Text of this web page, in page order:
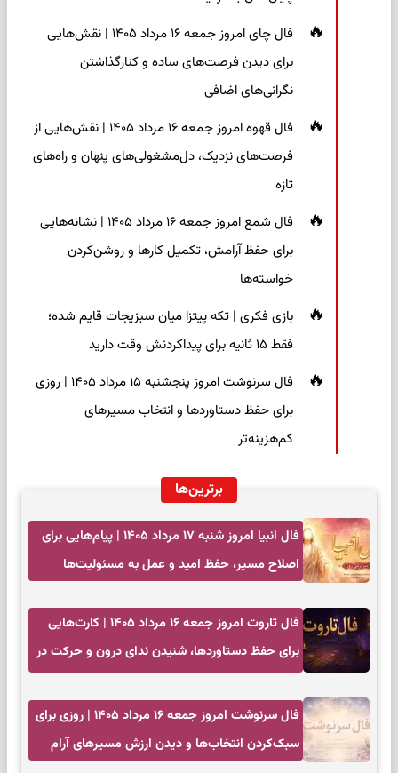
فال چای امروز جمعه ۱۶ مرداد ۱۴۰۵ | نقش‌هایی
برای دیدن فرصت‌های ساده و کنارگذاشتن
نگرانی‌های اضافی
فال قهوه امروز جمعه ۱۶ مرداد ۱۴۰۵ | نقش‌هایی از
فرصت‌های نزدیک، دل‌مشغولی‌های پنهان و راه‌های
تازه
فال شمع امروز جمعه ۱۶ مرداد ۱۴۰۵ | نشانه‌هایی
برای حفظ آرامش، تکمیل کارها و روشن‌کردن
خواسته‌ها
بازی فکری | تکه پیتزا میان سبزیجات قایم شده؛
فقط ۱۵ ثانیه برای پیداکردنش وقت دارید
فال سرنوشت امروز پنجشنبه ۱۵ مرداد ۱۴۰۵ | روزی
برای حفظ دستاوردها و انتخاب مسیرهای
کم‌هزینه‌تر
برترین‌ها
فال انبیا امروز شنبه ۱۷ مرداد ۱۴۰۵ | پیام‌هایی برای
اصلاح مسیر، حفظ امید و عمل به مسئولیت‌ها
فال تاروت امروز جمعه ۱۶ مرداد ۱۴۰۵ | کارت‌هایی
برای حفظ دستاوردها، شنیدن ندای درون و حرکت در
فال سرنوشت امروز جمعه ۱۶ مرداد ۱۴۰۵ | روزی برای
سبک‌کردن انتخاب‌ها و دیدن ارزش مسیرهای آرام